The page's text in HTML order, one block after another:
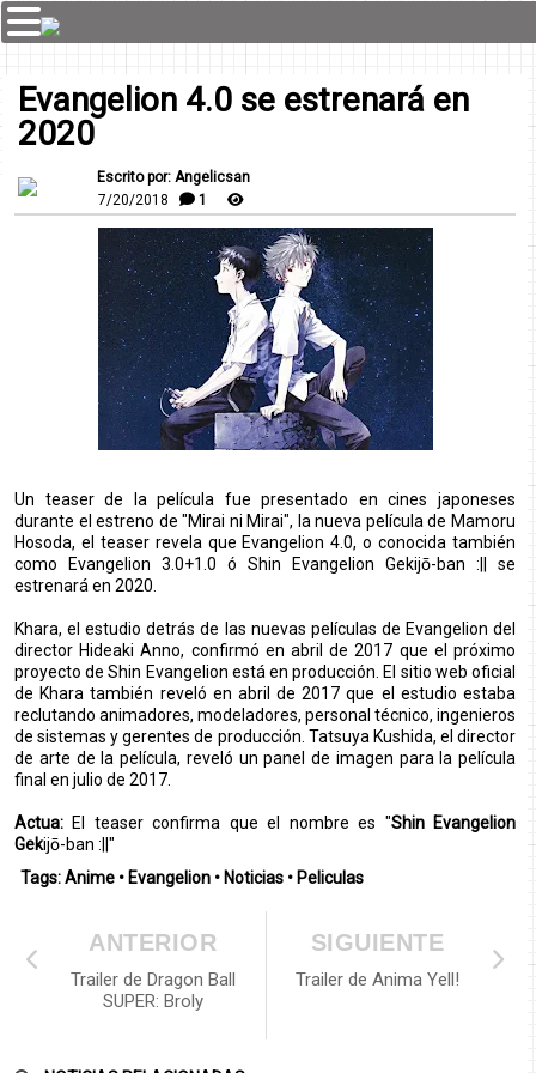
Evangelion 4.0 se estrenará en
2020
Escrito por: Angelicsan
7/20/2018
1
Un teaser de la película fue presentado en cines japoneses
durante el estreno de "Mirai ni Mirai", la nueva película de Mamoru
Hosoda, el teaser revela que Evangelion 4.0, o conocida también
como Evangelion 3.0+1.0 ó Shin Evangelion Gekijō-ban :|| se
estrenará en 2020.
Khara, el estudio detrás de las nuevas películas de Evangelion del
director Hideaki Anno, confirmó en abril de 2017 que el próximo
proyecto de Shin Evangelion está en producción. El sitio web oficial
de Khara también reveló en abril de 2017 que el estudio estaba
reclutando animadores, modeladores, personal técnico, ingenieros
de sistemas y gerentes de producción. Tatsuya Kushida, el director
de arte de la película, reveló un panel de imagen para la película
final en julio de 2017.
Actua: El teaser confirma que el nombre es "Shin Evangelion
Gekijō-ban :||"
Tags:Anime • Evangelion • Noticias • Peliculas
SIGUIENTE
Trailer de Anima Yell!
ANTERIOR
Trailer de Dragon Ball
SUPER: Broly